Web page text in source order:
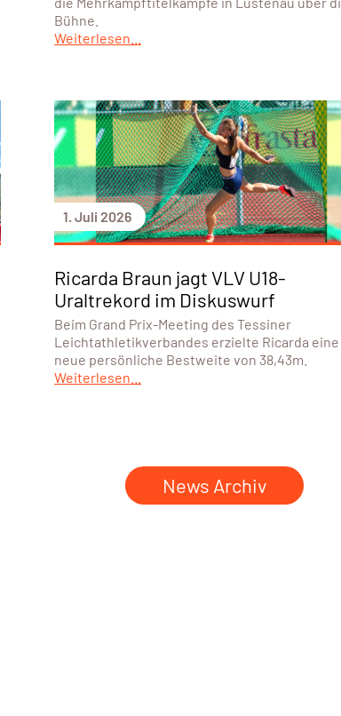
Bühne.
Weiterlesen...
1. Juli 2026
Ricarda Braun jagt VLV U18-
Uraltrekord im Diskuswurf
Beim Grand Prix-Meeting des Tessiner
Leichtathletikverbandes erzielte Ricarda eine
neue persönliche Bestweite von 38,43m.
Weiterlesen...
News Archiv